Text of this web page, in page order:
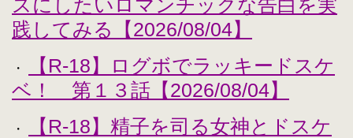
スにしたいロマンチックな告白を実
践してみる【2026/08/04】
・
【R-18】ログボでラッキードスケ
ベ！ 第１３話【2026/08/04】
・
【R-18】精子を司る女神とドスケ